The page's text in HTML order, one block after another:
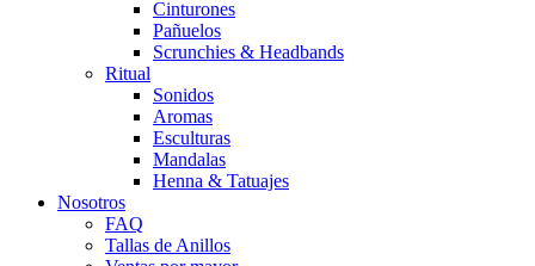
Cinturones
Pañuelos
Scrunchies & Headbands
Ritual
Sonidos
Aromas
Esculturas
Mandalas
Henna & Tatuajes
Nosotros
FAQ
Tallas de Anillos